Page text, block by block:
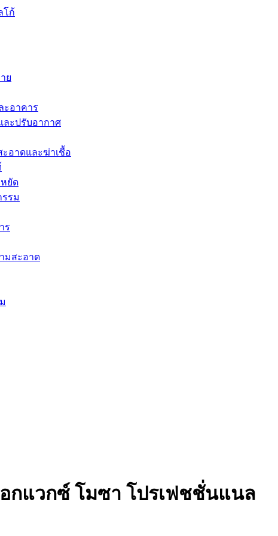
ย
อาคาร
ะปรับอากาศ
อาดและฆ่าเชื้อ
ยัด
รม
ร
มสะอาด
แวกซ์ โมซา โปรเฟชชั่นแนล